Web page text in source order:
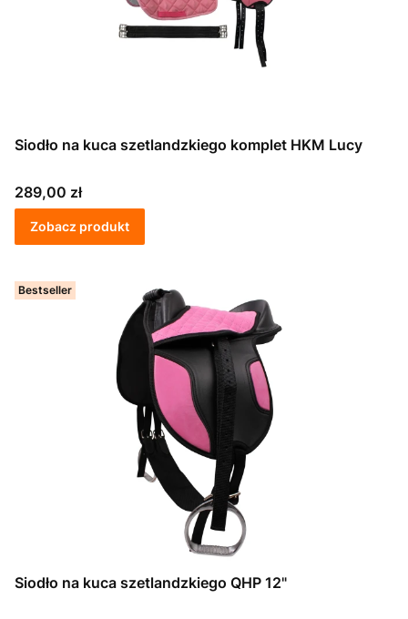
Siodło na kuca szetlandzkiego komplet HKM Lucy
Cena
289,00 zł
Zobacz produkt
Bestseller
Siodło na kuca szetlandzkiego QHP 12"